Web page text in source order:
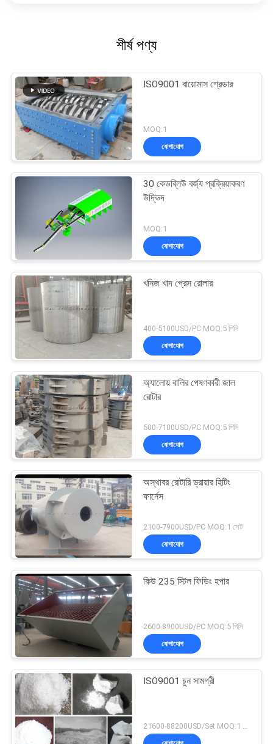
শীর্ষ পণ্য
ISO9001 বায়োমাস শ্রেডার
MOQ:1
যোগাযোগ
30 কেডব্লিউ বর্জ্য প্রক্রিয়াকরণ
উদ্ভিদ
MOQ:1
যোগাযোগ
খনিজ খাদ প্রেস রোলার
400-5100USD/PC MOQ:5 পিসি
যোগাযোগ
অ্যালোয় বালির পেষণকারী জাল
রোটার
500-7100USD/PC MOQ:5 পিসি
যোগাযোগ
অস্থাবর রোটারি ড্রায়ার হিটিং
ফার্নেস
2100-7900USD/PC MOQ:1 সেট
যোগাযোগ
কিউ 235 স্টিল ফিডিং হপার
2600-8900USD/PC MOQ:5 পিসি
যোগাযোগ
ISO9001 চুন সামগ্রী